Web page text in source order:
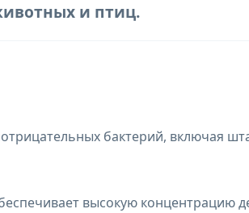
и птиц.
бактерий, включая
высокую концентрацию